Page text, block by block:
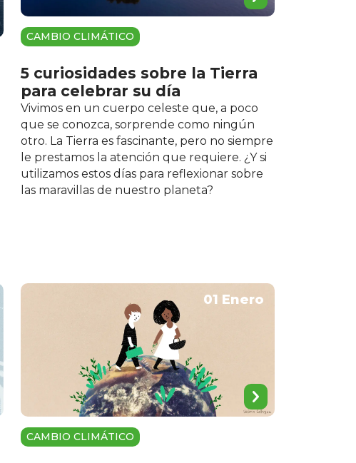
CAMBIO CLIMÁTICO
5 curiosidades sobre la Tierra
para celebrar su día
Vivimos en un cuerpo celeste que, a poco
que se conozca, sorprende como ningún
otro. La Tierra es fascinante, pero no siempre
le prestamos la atención que requiere. ¿Y si
utilizamos estos días para reflexionar sobre
las maravillas de nuestro planeta?
01 Enero
CAMBIO CLIMÁTICO